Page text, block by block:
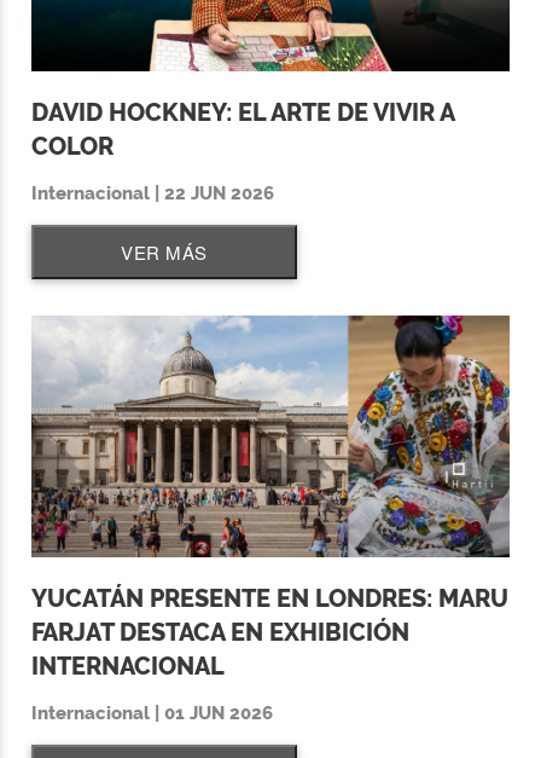
DAVID HOCKNEY: EL ARTE DE VIVIR A
COLOR
Internacional | 22 JUN 2026
VER MÁS
YUCATÁN PRESENTE EN LONDRES: MARU
FARJAT DESTACA EN EXHIBICIÓN
INTERNACIONAL
Internacional | 01 JUN 2026